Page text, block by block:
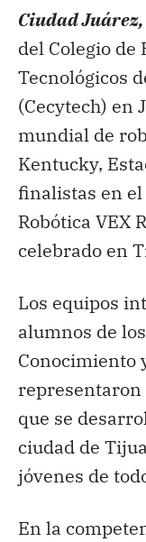
Ciudad
del Colegio de
Tecnológicos
(Cecytech) en
mundial de
Kentucky,
finalistas en
Robótica VEX
celebrado en
Los equipos
alumnos de
Conocimiento
representaron
que se
ciudad de
jóvenes de
En la